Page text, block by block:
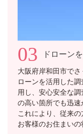
03 ドローン
大阪府岸和田市で
ローンを活用した
用し、安心安全な
の高い箇所でも迅速
これにより、従来
お客様のお住まいの